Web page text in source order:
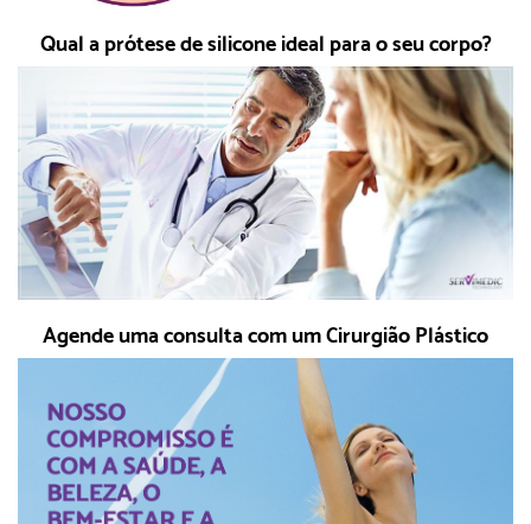
Qual a prótese de silicone ideal para o seu corpo?
Agende uma consulta com um Cirurgião Plástico